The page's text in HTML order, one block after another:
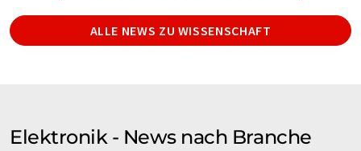
ALLE NEWS ZU WISSENSCHAFT
Elektronik - News nach Branche